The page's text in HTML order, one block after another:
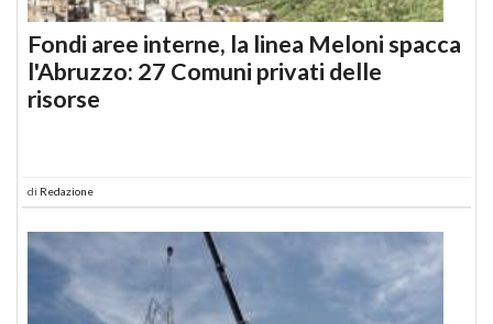
Fondi aree interne, la linea Meloni spacca
l'Abruzzo: 27 Comuni privati delle
risorse
di Redazione